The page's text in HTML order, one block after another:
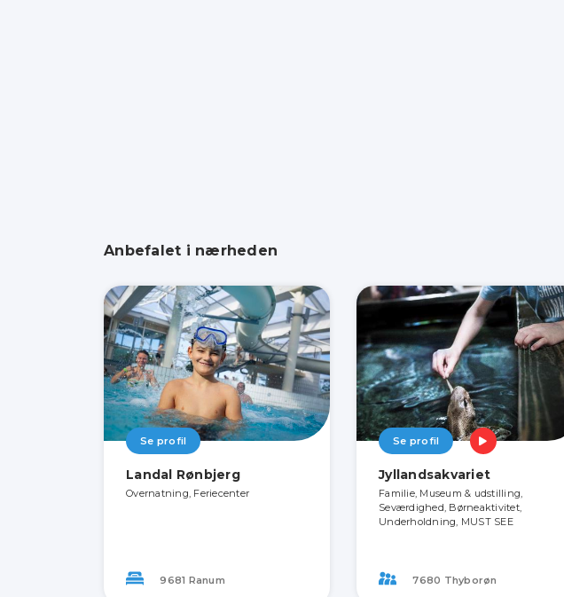
Anbefalet i nærheden
Se profil
Landal Rønbjerg
Overnatning, Feriecenter
9681 Ranum
Se profil
Jyllandsakvariet
Familie, Museum & udstilling,
Seværdighed, Børneaktivitet,
Underholdning, MUST SEE
7680 Thyborøn